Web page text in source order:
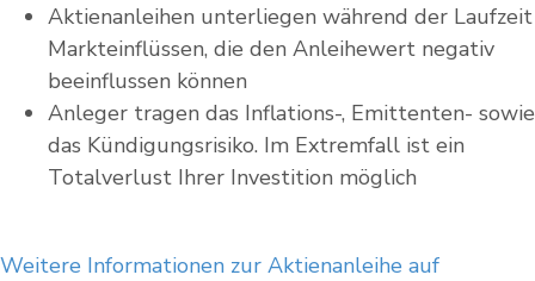
Aktienanleihen unterliegen während der Laufzeit
Markteinflüssen, die den Anleihewert negativ
beeinflussen können
Anleger tragen das Inflations-, Emittenten- sowie
das Kündigungsrisiko. Im Extremfall ist ein
Totalverlust Ihrer Investition möglich
Weitere Informationen zur Aktienanleihe auf